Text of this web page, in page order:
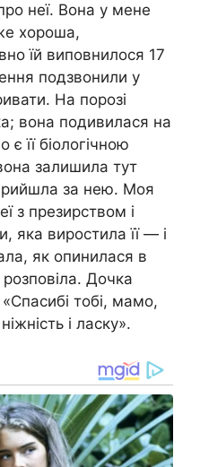
неї. Вона у мене
хороша,
їй виповнилося 17
подзвонили у
На порозі
вона подивилася на
її біологічною
залишила тут
за нею. Моя
з презирством і
яка виростила її — і
як опинилася в
Дочка
тобі, мамо,
і ласку».